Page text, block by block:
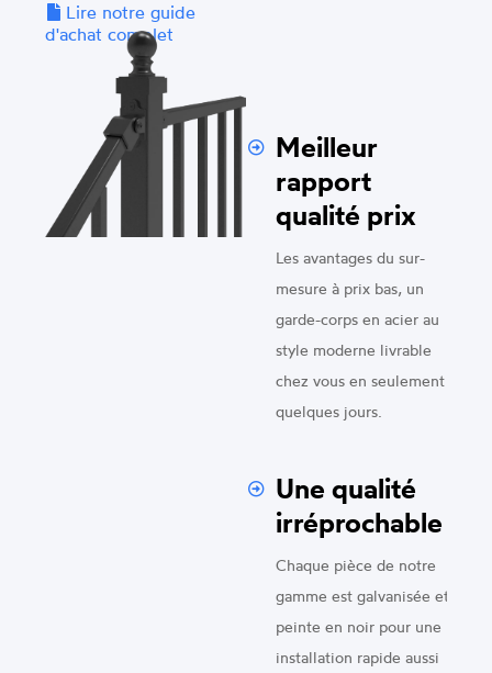
Lire notre guide
d'achat complet
Meilleur
rapport
qualité prix
Les avantages du sur-
mesure à prix bas, un
garde-corps en acier au
style moderne livrable
chez vous en seulement
quelques jours.
Une qualité
irréprochable
Chaque pièce de notre
gamme est galvanisée et
peinte en noir pour une
installation rapide aussi